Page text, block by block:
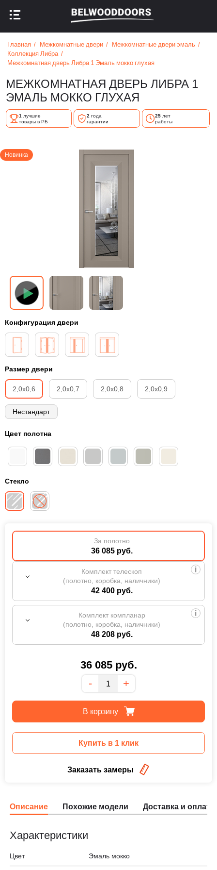
НАЗАД В МЕНЮ
НАЗАД В МЕНЮ
Главная Межкомнатные двери
Межкомнатные двери эмаль
Коллекция Либра
Межкомнатная дверь Либра 1 Эмаль мокко глухая
МЕЖКОМНАТНАЯ ДВЕРЬ ЛИБРА 1
ЭМАЛЬ МОККО ГЛУХАЯ
1 лучшие
товары в РБ
2 года
гарантии
25лет
работы
Новинка
Конфигурация двери
Размер двери
2,0х0,6 2,0х0,7 2,0х0,8 2,0х0,9
Нестандарт
Цвет полотна
Стекло
36 085руб.
Количество
- +
За полотно
36 085 руб.
Комплект телескоп
(полотно, коробка, наличники)
42 400 руб.
Комплект компланар
(полотно, коробка, наличники)
48 208 руб.
В корзину
Купить в 1 клик
Заказать замеры
Описание Похожие модели Доставка и оплата
Характеристики
Цвет Эмаль мокко